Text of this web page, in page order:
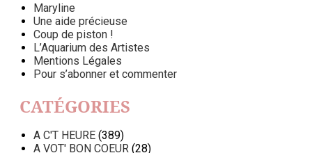
Maryline
Une aide précieuse
Coup de piston !
L’Aquarium des Artistes
Mentions Légales
Pour s’abonner et commenter
CATÉGORIES
A C'T HEURE (389)
A VOT' BON COEUR (28)